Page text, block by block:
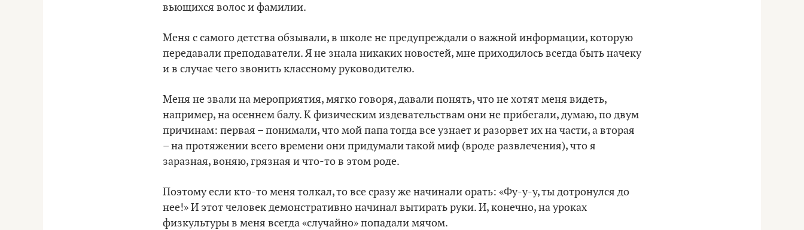
вьющихся волос и фамилии.
Меня с самого детства обзывали, в школе не предупреждали о важной информации, которую
передавали преподаватели. Я не знала никаких новостей, мне приходилось всегда быть начеку
и в случае чего звонить классному руководителю.
Меня не звали на мероприятия, мягко говоря, давали понять, что не хотят меня видеть,
например, на осеннем балу. К физическим издевательствам они не прибегали, думаю, по двум
причинам: первая – понимали, что мой папа тогда все узнает и разорвет их на части, а вторая
– на протяжении всего времени они придумали такой миф (вроде развлечения), что я
заразная, воняю, грязная и что-то в этом роде.
Поэтому если кто-то меня толкал, то все сразу же начинали орать: «Фу-у-у, ты дотронулся до
нее!» И этот человек демонстративно начинал вытирать руки. И, конечно, на уроках
физкультуры в меня всегда «случайно» попадали мячом.